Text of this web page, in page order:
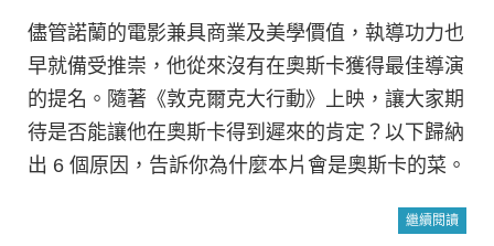
儘管諾蘭的電影兼具商業及美學價值，執導功力也
早就備受推崇，他從來沒有在奧斯卡獲得最佳導演
的提名。隨著《敦克爾克大行動》上映，讓大家期
待是否能讓他在奧斯卡得到遲來的肯定？以下歸納
出 6 個原因，告訴你為什麼本片會是奧斯卡的菜。
繼續閱讀